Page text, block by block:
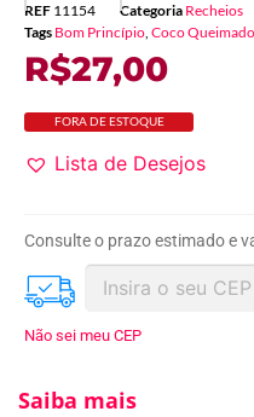
REF 11154 Categoria Recheios
Tags Bom Princípio, Coco Queimado
R$27,00
FORA DE ESTOQUE
Lista de Desejos
Consulte o prazo estimado e
Não sei meu CEP
Saiba mais